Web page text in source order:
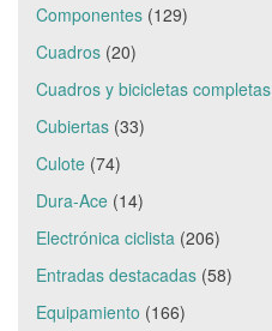
Componentes (129)
Cuadros (20)
Cuadros y bicicletas completas
Cubiertas (33)
Culote (74)
Dura-Ace (14)
Electrónica ciclista (206)
Entradas destacadas (58)
Equipamiento (166)